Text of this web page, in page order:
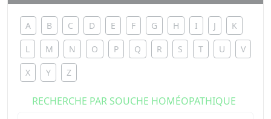
A B C D E F G H I J K
L M N O P Q R S T U V
X Y Z
RECHERCHE PAR SOUCHE HOMÉOPATHIQUE